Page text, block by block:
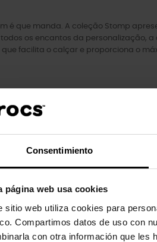
Consentimiento
página web usa cookies
sitio web utiliza cookies para
Compartimos datos de uso con
con otra información que les
é que manda. A coleção Stomp
os encantos da personalização,
facilita o calçar e proporciona o
superior lateral contornada.
Conforto de 360 graus.